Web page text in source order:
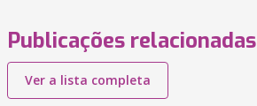
Publicações relacionadas
Ver a lista completa